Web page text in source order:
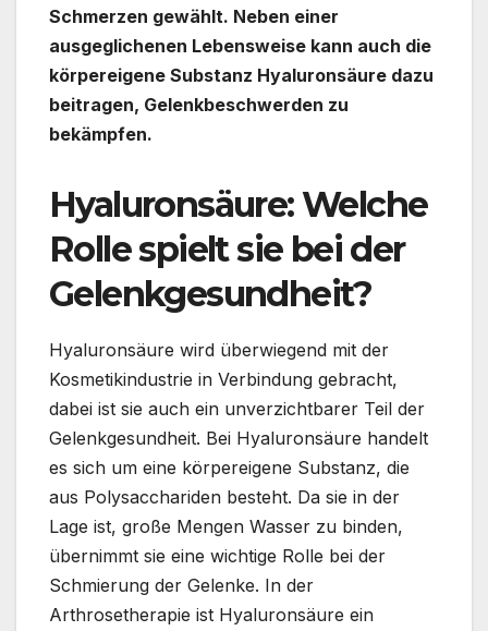
Schmerzen gewählt. Neben einer
ausgeglichenen Lebensweise kann auch die
körpereigene Substanz Hyaluronsäure dazu
beitragen, Gelenkbeschwerden zu
bekämpfen.
Hyaluronsäure: Welche
Rolle spielt sie bei der
Gelenkgesundheit?
Hyaluronsäure wird überwiegend mit der
Kosmetikindustrie in Verbindung gebracht,
dabei ist sie auch ein unverzichtbarer Teil der
Gelenkgesundheit. Bei Hyaluronsäure handelt
es sich um eine körpereigene Substanz, die
aus Polysacchariden besteht. Da sie in der
Lage ist, große Mengen Wasser zu binden,
übernimmt sie eine wichtige Rolle bei der
Schmierung der Gelenke. In der
Arthrosetherapie ist Hyaluronsäure ein